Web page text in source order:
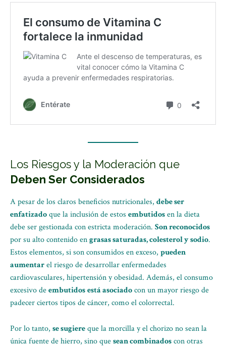
Los Riesgos y la Moderación que
Deben Ser Considerados
A pesar de los claros beneficios nutricionales, debe ser
enfatizadoque la inclusión de estos embutidosen la dieta
debe ser gestionada con estricta moderación. Son reconocidos
por su alto contenido engrasas saturadas, colesterol y sodio.
Estos elementos, si son consumidos en exceso, pueden
aumentarel riesgo de desarrollar enfermedades
cardiovasculares, hipertensión y obesidad. Además, el consumo
excesivo deembutidosestá asociadocon un mayor riesgo de
padecer ciertos tipos de cáncer, como el colorrectal.
Por lo tanto, se sugiereque la morcilla y el chorizo no sean la
única fuente de hierro, sino quesean combinadoscon otras